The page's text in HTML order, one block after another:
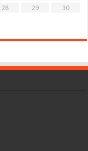
28 29
30